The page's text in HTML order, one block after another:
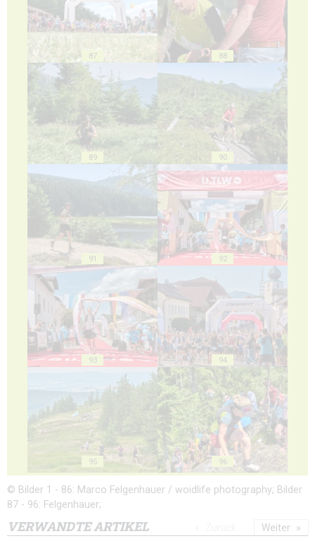
87 88
89 90
91 92
93 94
95 96
© Bilder 1 - 86: Marco Felgenhauer / woidlife photography; Bilder
87 - 96: Felgenhauer;
VERWANDTE ARTIKEL Weiter